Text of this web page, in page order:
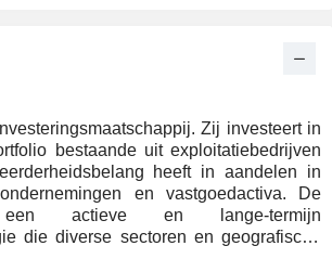
Zij investeert in
bestaande uit exploitatiebedrijven
heeft in aandelen in
en vastgoedactiva. De
actieve en lange-termijn
die diverse sectoren en geografische